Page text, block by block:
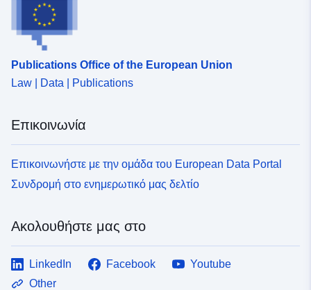
Publications Office of the European Union
Law | Data | Publications
Επικοινωνία
Επικοινωνήστε με την ομάδα του European Data Portal
Συνδρομή στο ενημερωτικό μας δελτίο
Ακολουθήστε μας στο
LinkedIn Facebook
Youtube
Other